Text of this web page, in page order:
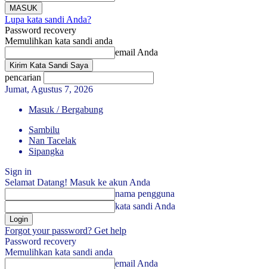
Lupa kata sandi Anda?
Password recovery
Memulihkan kata sandi anda
email Anda
pencarian
Jumat, Agustus 7, 2026
Masuk / Bergabung
Sambilu
Nan Tacelak
Sipangka
Sign in
Selamat Datang! Masuk ke akun Anda
nama pengguna
kata sandi Anda
Forgot your password? Get help
Password recovery
Memulihkan kata sandi anda
email Anda